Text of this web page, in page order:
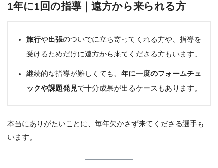
1年に1回の指導｜遠方から来られる方
旅行や出張のついでに立ち寄ってくれる方や、指導を
受けるためだけに遠方から来てくださる方もいます。
継続的な指導が難しくても、年に一度のフォームチェ
ックや課題発見で十分成果が出るケースもあります。
本当にありがたいことに、毎年欠かさず来てくださる選手も
います。